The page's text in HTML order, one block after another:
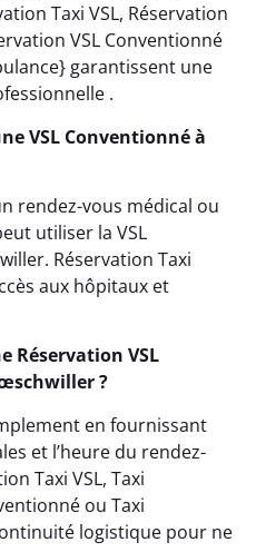
Taxi VSL, Réservation
VSL Conventionné
garantissent une
.
VSL Conventionné à
rendez-vous médical ou
utiliser la VSL
Réservation Taxi
aux hôpitaux et
Réservation VSL
?
en fournissant
et l’heure du rendez-
Taxi VSL, Taxi
ou Taxi
logistique pour ne